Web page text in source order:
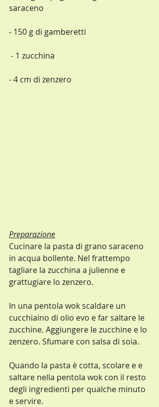
saraceno
- 150 g di gamberetti
- 1 zucchina
- 4 cm di zenzero
Preparazione
Cucinare la pasta di grano saraceno
in acqua bollente. Nel frattempo
tagliare la zucchina a julienne e
grattugiare lo zenzero.
In una pentola wok scaldare un
cucchiaino di olio evo e far saltare le
zucchine. Aggiungere le zucchine e lo
zenzero. Sfumare con salsa di soia.
Quando la pasta è cotta, scolare e e
saltare nella pentola wok con il resto
degli ingredienti per qualche minuto
e servire.